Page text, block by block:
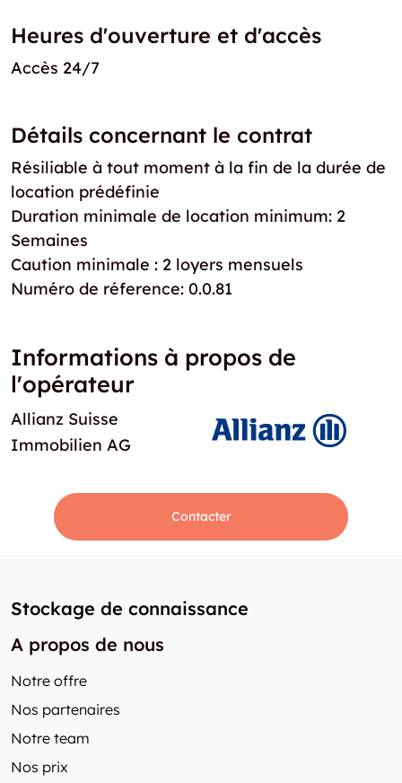
Heures d'ouverture et d'accès
Accès 24/7
Détails concernant le contrat
Résiliable à tout moment à la fin de la durée de
location prédéfinie
Duration minimale de location minimum: 2
Semaines
Caution minimale : 2 loyers mensuels
Numéro de réference: 0.0.81
Informations à propos de
l'opérateur
Allianz Suisse
Immobilien AG
Contacter
Stockage de connaissance
A propos de nous
Notre offre
Nos partenaires
Notre team
Nos prix